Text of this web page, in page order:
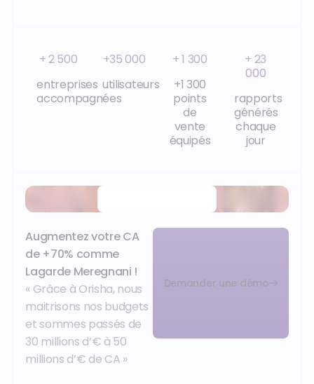
+ 2 500
entreprises
accompagnées
+35 000
utilisateurs
+ 1 300
+1 300
points
de
vente
équipés
+ 23
000
rapports
générés
chaque
jour
Augmentez votre CA
de +70% comme
Lagarde Meregnani !
« Grâce à Orisha, nous
maitrisons nos budgets
et sommes passés de
30 millions d’€ à 50
millions d’€ de CA »
Demander une démo